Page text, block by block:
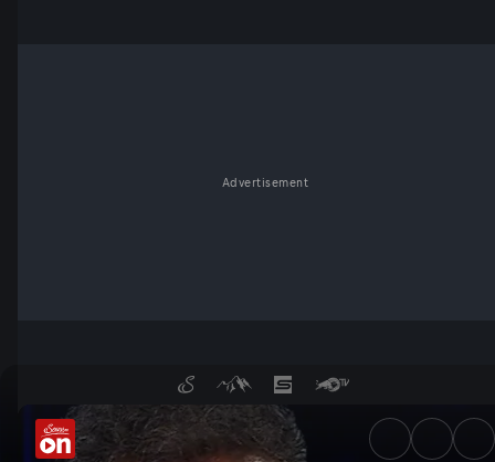
Advertisement
Gaza brennt: Was darf